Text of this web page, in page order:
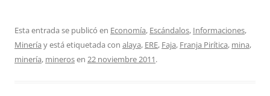
Esta entrada se publicó en Economía, Escándalos, Informaciones,
Minería y está etiquetada con alaya, ERE, Faja, Franja Pirítica, mina,
minería, minerosen 22 noviembre 2011.